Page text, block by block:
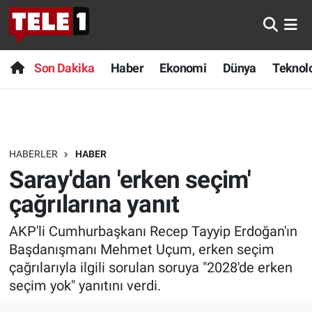
Son Dakika Haber Ekonomi Dünya
HABERLER HABER
Saray'dan 'erken seçim'
çağrılarına yanıt
AKP'li Cumhurbaşkanı Recep Tayyip Erdoğan'ın
Başdanışmanı Mehmet Uçum, erken seçim
çağrılarıyla ilgili sorulan soruya "2028'de erken
seçim yok" yanıtını verdi.
Anında Manşet
Başka Sohbetler
Bilim turu
Bilim ve Teknoloji Evreni
Doğa Konuşuyor
Dünya
Son Dakika
Haber
Dünya
Teknoloji
Sağlık
Spor
Nöbetçi Eczaneler
Hava Durumu
Trafik Durumu
Süper Lig Puan Durumu ve Fikstür
Tüm Manşetler
Son Dakika Haberleri